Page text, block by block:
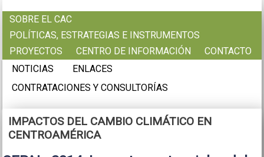
SOBRE EL CAC
POLÍTICAS, ESTRATEGIAS E INSTRUMENTOS
PROYECTOS
CENTRO DE INFORMACIÓN
CONTACTO
NOTICIAS
ENLACES
CONTRATACIONES Y CONSULTORÍAS
IMPACTOS DEL CAMBIO CLIMÁTICO EN
CENTROAMÉRICA